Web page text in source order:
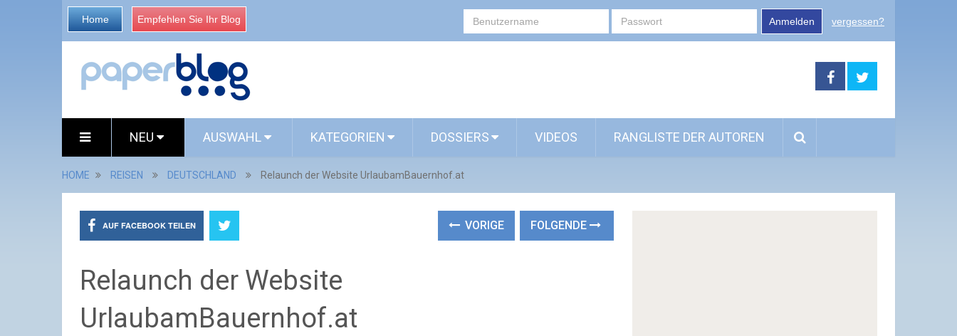
Home Empfehlen Sie Ihr Blog Anmelden vergessen?
NEU AUSWAHL KATEGORIEN DOSSIERS VIDEOS RANGLISTE DER AUTOREN
HOME REISEN DEUTSCHLAND Relaunch der Website UrlaubamBauernhof.at
AUF FACEBOOK TEILEN VORIGE FOLGENDE
Relaunch der Website
UrlaubamBauernhof.at